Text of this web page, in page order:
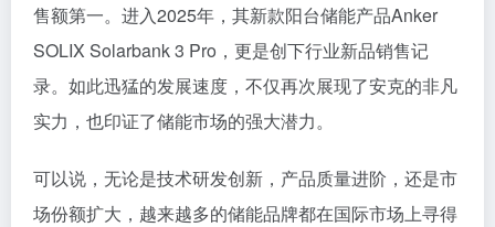
售额第一。进入2025年，其新款阳台储能产品Anker
SOLIX Solarbank 3 Pro，更是创下行业新品销售记
录。如此迅猛的发展速度，不仅再次展现了安克的非凡
实力，也印证了储能市场的强大潜力。
可以说，无论是技术研发创新，产品质量进阶，还是市
场份额扩大，越来越多的储能品牌都在国际市场上寻得